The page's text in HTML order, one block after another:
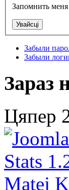
Запомнить меня
Забыли
Забыли
Зараз
Цяпер